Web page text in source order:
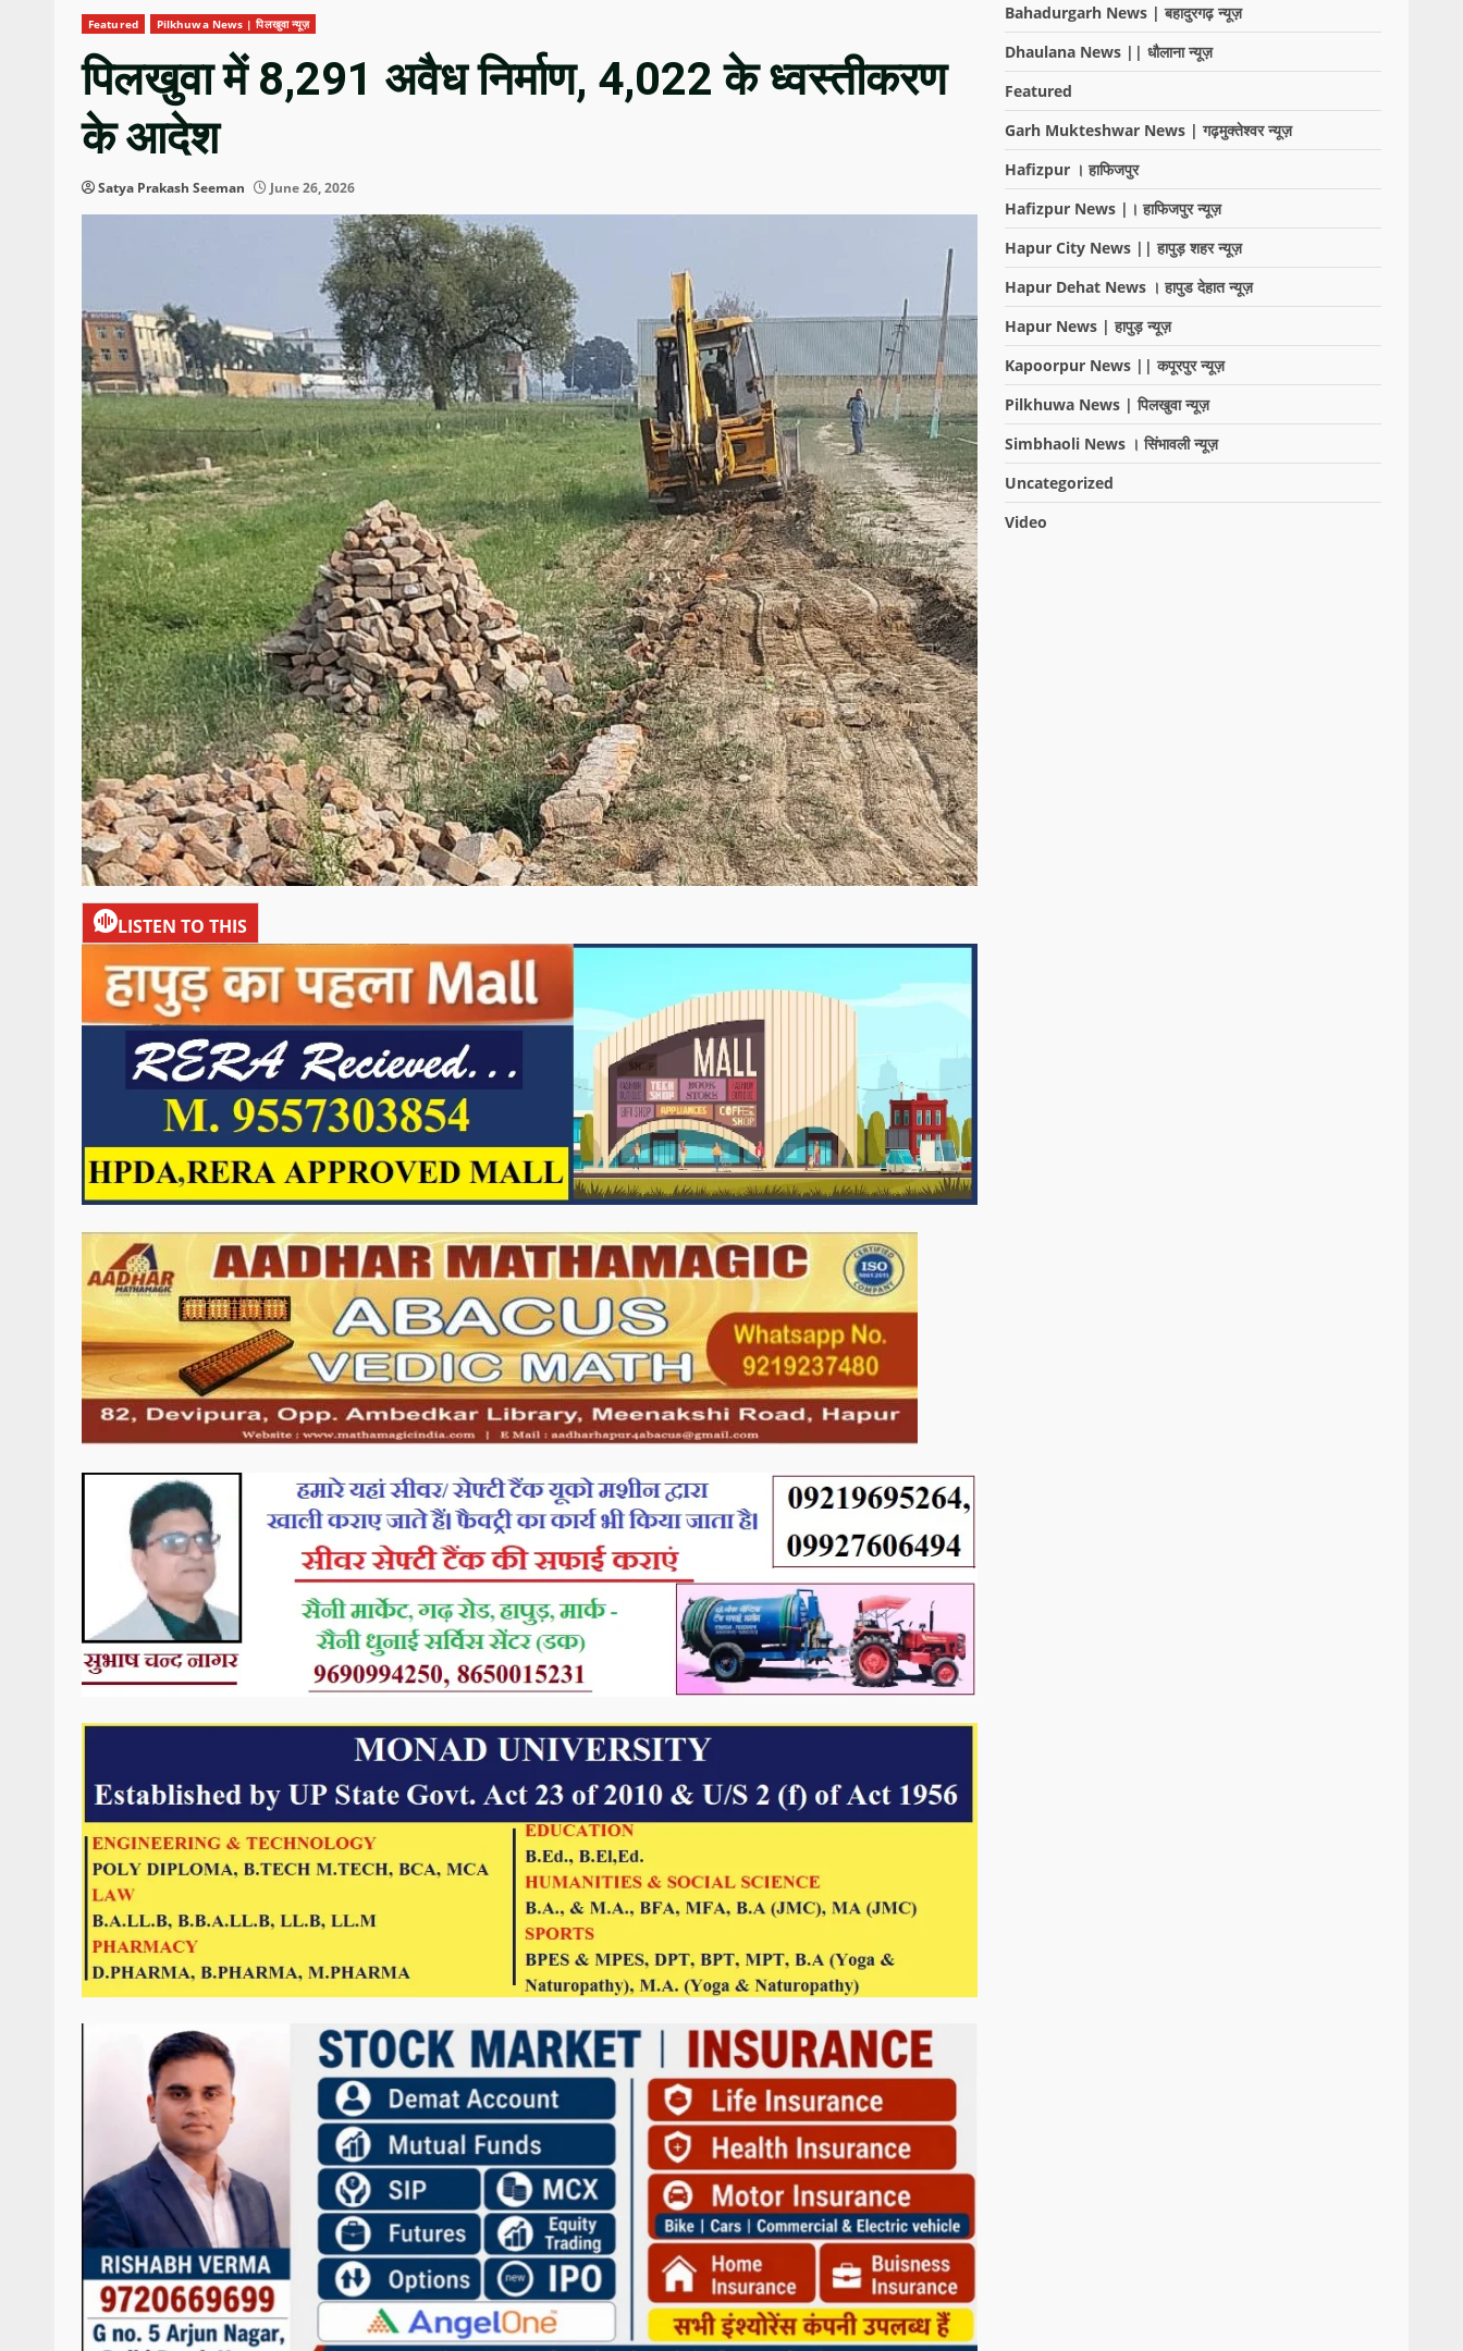
Featured Pilkhuwa News | पिलखुवा न्यूज़
पिलखुवा में 8,291 अवैध निर्माण, 4,022 के ध्वस्तीकरण
के आदेश
Satya Prakash Seeman June 26, 2026
LISTEN TO THIS
Bahadurgarh News | बहादुरगढ़ न्यूज़
Dhaulana News || धौलाना न्यूज़
Featured
Garh Mukteshwar News | गढ़मुक्तेश्वर न्यूज़
Hafizpur । हाफिजपुर
Hafizpur News |। हाफिजपुर न्यूज़
Hapur City News || हापुड़ शहर न्यूज़
Hapur Dehat News । हापुड देहात न्यूज़
Hapur News | हापुड़ न्यूज़
Kapoorpur News || कपूरपुर न्यूज़
Pilkhuwa News | पिलखुवा न्यूज़
Simbhaoli News । सिंभावली न्यूज़
Uncategorized
Video